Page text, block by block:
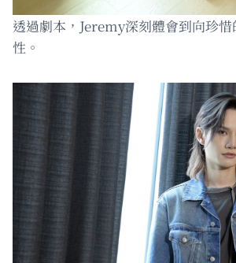
透過劇本，Jeremy深刻體會到向珍
性。